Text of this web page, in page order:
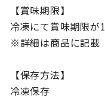
【賞味期限】
冷凍にて賞味期限が
※詳細は商品に記載
【保存方法】
冷凍保存